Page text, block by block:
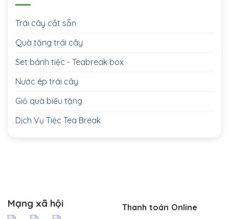
Trái cây cắt sẵn
Quà tặng trái cây
Set bánh tiệc - Teabreak box
Nước ép trái cây
Giỏ quà biếu tặng
Dịch Vụ Tiệc Tea Break
Mạng xã hội Thanh toán Online